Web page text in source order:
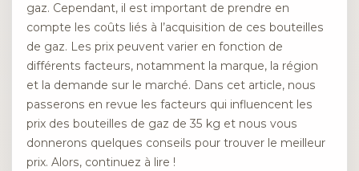
gaz. Cependant, il est important de prendre en
compte les coûts liés à l’acquisition de ces bouteilles
de gaz. Les prix peuvent varier en fonction de
différents facteurs, notamment la marque, la région
et la demande sur le marché. Dans cet article, nous
passerons en revue les facteurs qui influencent les
prix des bouteilles de gaz de 35 kg et nous vous
donnerons quelques conseils pour trouver le meilleur
prix. Alors, continuez à lire !